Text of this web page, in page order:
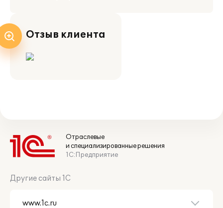
Отзыв клиента
Отраслевые
и специализированные решения
1С:Предприятие
Другие сайты 1С